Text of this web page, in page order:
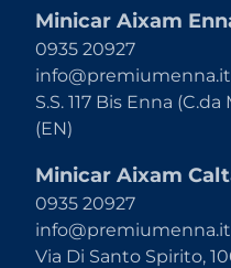
Minicar Aixam
0935 20927
info@premiumenna.it
S.S. 117 Bis Enna
(EN)
Minicar Aixam
0935 20927
info@premiumenna.it
Via Di Santo Spirito,